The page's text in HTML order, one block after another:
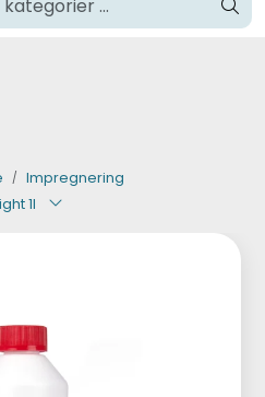
og hent i Oslo
Impregnering
1l